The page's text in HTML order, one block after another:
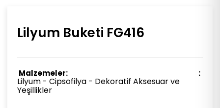
Lilyum Buketi FG416
Malzemeler:
Lilyum - Cipsofilya - Dekoratif Aksesuar ve
Yeşillikler